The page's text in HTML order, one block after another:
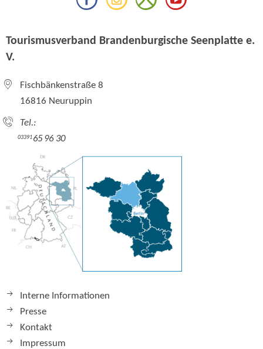
Tourismusverband Brandenburgische Seenplatte e.
V.
Fischbänkenstraße 8
16816 Neuruppin
Tel.:
0339165 96 30
Interne Informationen
Presse
Kontakt
Impressum